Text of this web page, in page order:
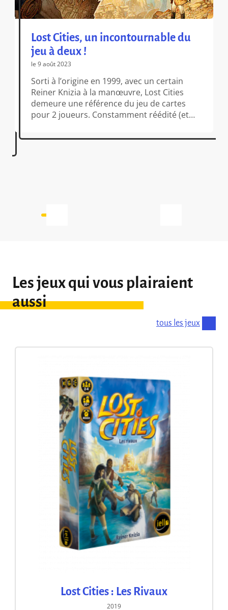
Lost Cities, un incontournable du
jeu à deux !
le 9 août 2023
Sorti à l’origine en 1999, avec un certain
Reiner Knizia à la manœuvre, Lost Cities
demeure une référence du jeu de cartes
pour 2 joueurs. Constamment réédité (et
présente édition), Lost Cities est un jeu qui
Les jeux qui vous plairaient
aussi
tous les jeux
Lost Cities : Les Rivaux
2019